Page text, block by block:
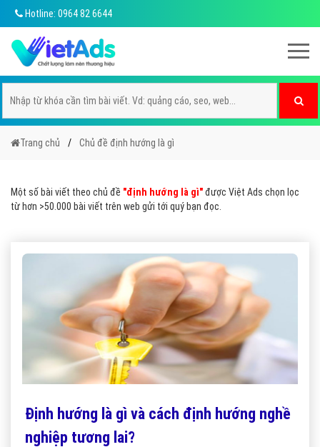
Hotline: 0964 82 6644
Trang chủ Chủ đề định hướng là gì
Một số bài viết theo chủ đề "định hướng là gì"được Việt Ads chọn lọc
từ hơn >50.000 bài viết trên web gửi tới quý bạn đọc.
Định hướng là gì và cách định hướng nghề
nghiệp tương lai?